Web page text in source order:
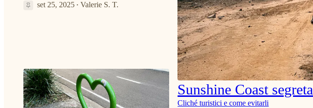
Sunshine Coast segreta
Cliché turistici e come evitarli
set 25, 2025 • Valerie S. T.